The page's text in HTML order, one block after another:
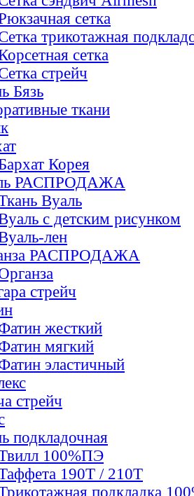
сетка
трикотажная
сетка
стрейч
Бязь
ткани
Корея
РАСПРОДАЖА
Вуаль
с детским рисунком
лен
РАСПРОДАЖА
стрейч
жесткий
мягкий
элаcтичный
стрейч
подкладочная
100%ПЭ
190Т / 210Т
подкладка